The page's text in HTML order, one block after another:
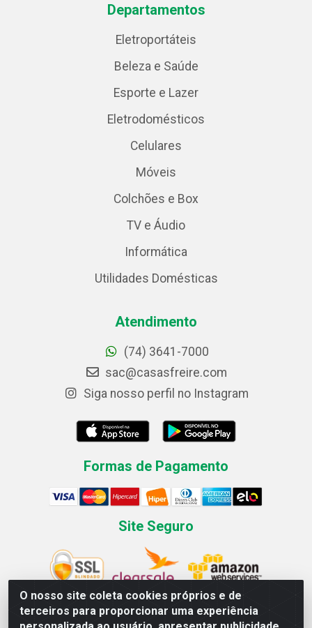
O nosso site coleta cookies próprios e de
terceiros para proporcionar uma experiência
Departamentos
Eletroportáteis
Beleza e Saúde
Esporte e Lazer
Eletrodomésticos
Celulares
Móveis
Colchões e Box
TV e Áudio
Informática
Utilidades Domésticas
Atendimento
(74) 3641-7000
sac@casasfreire.com
Siga nosso perfil no Instagram
Formas de Pagamento
Site Seguro